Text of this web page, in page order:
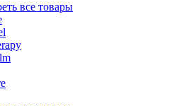
все товары